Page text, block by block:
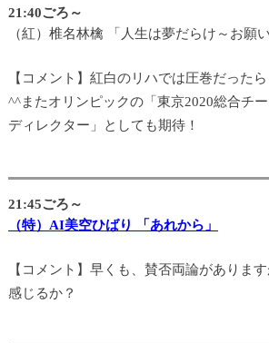
21:40ごろ～
（紅）椎名林檎 「人生は夢だらけ～お願
【コメント】紅白のリハでは圧巻だった
^^またオリンピックの「東京2020総合チ
ディレクター」としても期待！
21:45ごろ～
（特）AI美空ひばり 「あれから」
【コメント】早くも、賛否両論がありま
感じるか？